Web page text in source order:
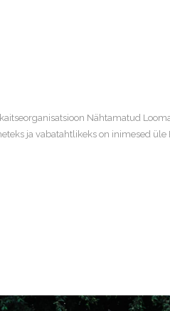
Nähtamatud
ja vabatahtlikeks on inimesed üle